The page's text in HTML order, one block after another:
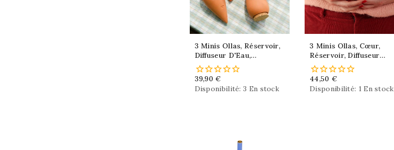
3 Minis Ollas, Réservoir,
Diffuseur D'Eau,
Arrosage Autonome
39,90 €
Disponibilité:3 En stock
3 Minis Ollas, Cœur,
Réservoir, Diffuseur
D'Eau, Arrosage
Autonome
44,50 €
Disponibilité: 1 En stock